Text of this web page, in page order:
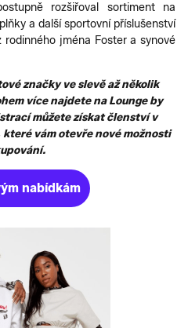
rozšiřoval sortiment na
a další sportovní příslušenství
jména Foster a synové
značky ve slevě až několik
více najdete na Lounge by
můžete získat členství v
vám otevře nové možnosti
nabídkám